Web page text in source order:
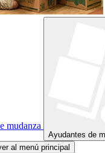
mudanza
Ayudantes de
al menú principal